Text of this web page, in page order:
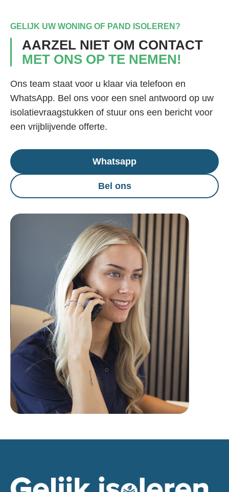
GELIJK UW WONING OF PAND ISOLEREN?
AARZEL NIET OM CONTACT
MET ONS OP TE NEMEN!
Ons team staat voor u klaar via telefoon en
WhatsApp. Bel ons voor een snel antwoord op uw
isolatievraagstukken of stuur ons een bericht voor
een vrijblijvende offerte.
Whatsapp
Bel ons